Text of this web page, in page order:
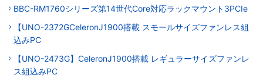
BBC-RM1760シリーズ第14世代Core対応ラックマウント3PCIe
【UNO-2372GCeleronJ1900搭載 スモールサイズファンレス組
込みPC
【UNO-2473G】CeleronJ1900搭載 レギュラーサイズファンレ
ス組込みPC